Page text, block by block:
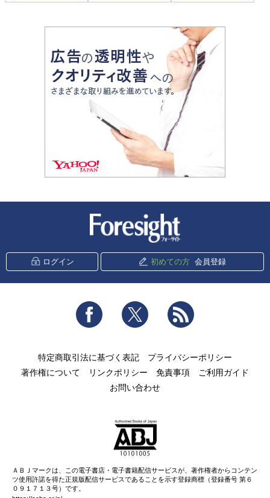
ログイン 初めての方 会員登録
Facebook Twitter
特定商取引法に基づく表記
プライバシーポリシー
著作権について
リンクポリシー 免責事項
ご利用ガイド
お問い合わせ
ＡＢＪマークは、この電子書店・電子書籍配信サービスが、著作権者からコンテン
ツ使用許諾を得た正規版配信サービスであることを示す登録商標（登録番号 第６
０９１７１３号）です。